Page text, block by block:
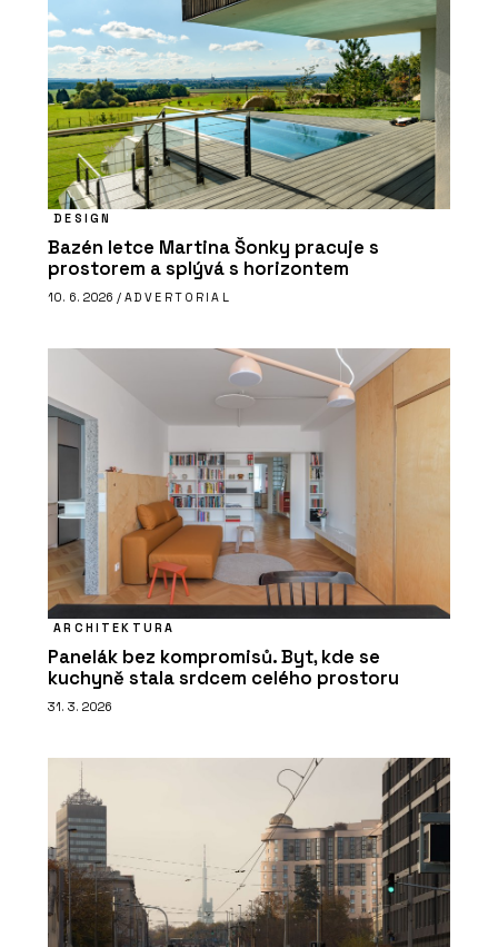
DESIGN
Bazén letce Martina Šonky pracuje s
prostorem a splývá s horizontem
10. 6. 2026 / ADVERTORIAL
ARCHITEKTURA
Panelák bez kompromisů. Byt, kde se
kuchyně stala srdcem celého prostoru
31. 3. 2026